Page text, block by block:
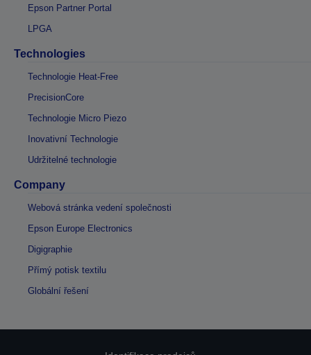
Epson Partner Portal
LPGA
Technologies
Technologie Heat-Free
PrecisionCore
Technologie Micro Piezo
Inovativní Technologie
Udržitelné technologie
Company
Webová stránka vedení společnosti
Epson Europe Electronics
Digigraphie
Přímý potisk textilu
Globální řešení